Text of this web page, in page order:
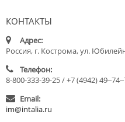
КОНТАКТЫ
Адрес:
Россия, г. Кострома, ул.
Телефон:
8-800-333-39-25 / +7 (4942)
Email:
im@intalia.ru